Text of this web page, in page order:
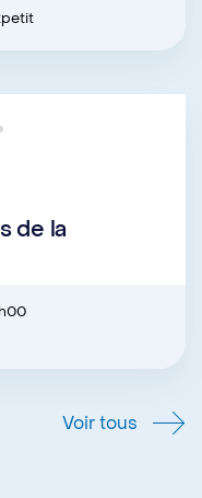
de la
Voir tous